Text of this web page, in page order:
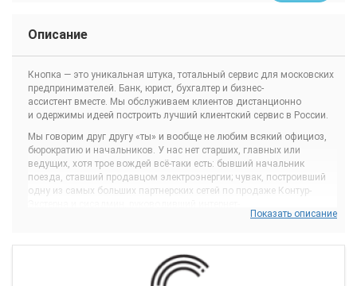
Описание
Кнопка — это уникальная штука, тотальный сервис для московских
предпринимателей. Банк, юрист, бухгалтер и бизнес-
ассистент вместе. Мы обслуживаем клиентов дистанционно
и одержимы идеей построить лучший клиентский сервис в России.
Мы говорим друг другу «ты» и вообще не любим всякий официоз,
бюрократию и начальников. У нас нет старших, главных или
ведущих, хотя трое вождей всё-таки есть: бывший начальник
поезда, ставший продавцом электроэнергии; чувак, построивший
одну из самых больших партнерских сетей по продаже Контур-
А ещё здесь тебе придётся постоянно расти, учиться таким штукам,
о которых в прошлой жизни ты даже не подозревал. И это
невероятно бодрит, потому что никогда не бывает скучно и не жмёт
Показать описание